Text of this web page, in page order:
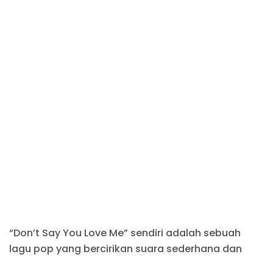
“Don’t Say You Love Me” sendiri adalah sebuah
lagu pop yang bercirikan suara sederhana dan